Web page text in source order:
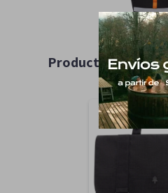
Productos que te